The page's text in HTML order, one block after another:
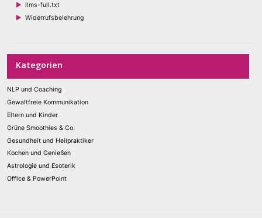
llms-full.txt
Widerrufsbelehrung
Kategorien
NLP und Coaching
Gewaltfreie Kommunikation
Eltern und Kinder
Grüne Smoothies & Co.
Gesundheit und Heilpraktiker
Kochen und Genießen
Astrologie und Esoterik
Office & PowerPoint